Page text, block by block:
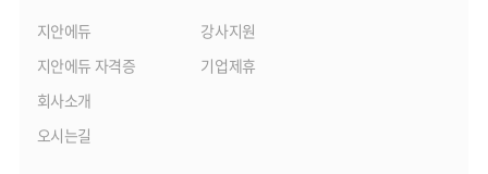
지안에듀
지안에듀 자격증
회사소개
오시는길
강사지원
기업제휴